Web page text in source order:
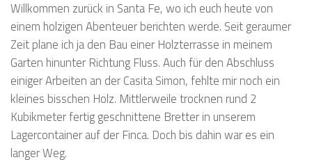
Willkommen zurück in Santa Fe, wo ich euch heute von
einem holzigen Abenteuer berichten werde. Seit geraumer
Zeit plane ich ja den Bau einer Holzterrasse in meinem
Garten hinunter Richtung Fluss. Auch für den Abschluss
einiger Arbeiten an der Casita Simon, fehlte mir noch ein
kleines bisschen Holz. Mittlerweile trocknen rund 2
Kubikmeter fertig geschnittene Bretter in unserem
Lagercontainer auf der Finca. Doch bis dahin war es ein
langer Weg.